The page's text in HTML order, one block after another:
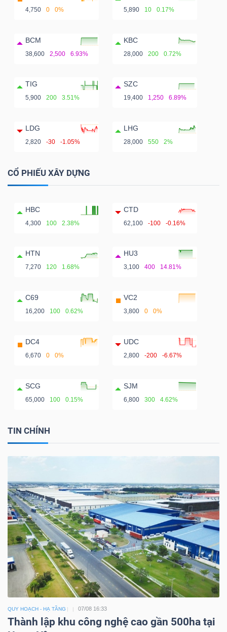
4,750 0 0% 5,890 10 0.17%
BCM
38,600 2,500 6.93%
KBC
28,000 200 0.72%
TIG
5,900 200 3.51%
SZC
19,400 1,250 6.89%
LDG
2,820 -30 -1.05%
LHG
28,000 550 2%
CỔ PHIẾU XÂY DỰNG
HBC
4,300 100 2.38%
CTD
62,100 -100 -0.16%
HTN
7,270 120 1.68%
HU3
3,100 400 14.81%
C69
16,200 100 0.62%
VC2
3,800 0 0%
DC4
6,670 0 0%
UDC
2,800 -200 -6.67%
SCG
65,000 100 0.15%
SJM
6,800 300 4.62%
TIN CHÍNH
QUY HOẠCH - HẠ TẦNG 07/08 16:33
Thành lập khu công nghệ cao gần 500ha tại